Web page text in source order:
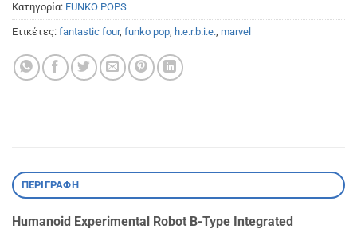
Κατηγορία: FUNKO POPS
Ετικέτες: fantastic four, funko pop, h.e.r.b.i.e., marvel
ΠΕΡΙΓΡΑΦΉ
Humanoid Experimental Robot B-Type Integrated